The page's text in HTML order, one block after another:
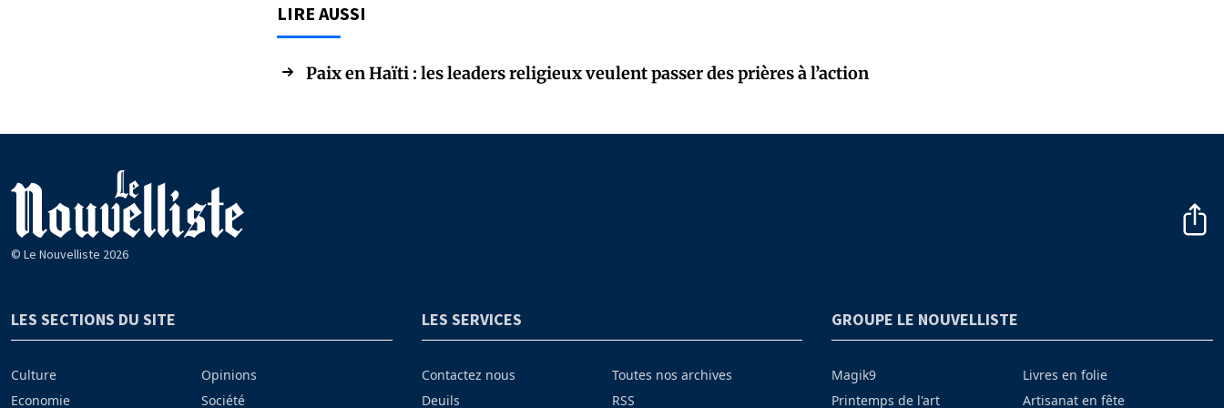
LIRE AUSSI
Paix en Haïti : les leaders religieux veulent passer des prières à l’action
© Le Nouvelliste 2026
LES SECTIONS DU SITE
Culture
Economie
Opinions
Société
LES SERVICES
Contactez nous
Deuils
Toutes nos archives
RSS
GROUPE LE NOUVELLISTE
Magik9
Printemps de l'art
Livres en folie
Artisanat en fête